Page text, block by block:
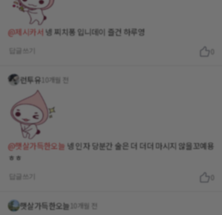
@제시카서 넹 찌치퐁 입니데이 즐건 하루영
런투유 10개월 전
@햇살가득한오늘 넹 인자 당분간 술은 더 더더 마시지 않을꼬예용
ㅎㅎ
햇살가득한오늘 10개월 전